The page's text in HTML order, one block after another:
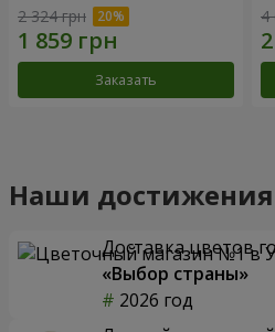
2 324 грн
Заказать
4
Наши достижения
Доставка цветов
«Выбор страны»
2026 год